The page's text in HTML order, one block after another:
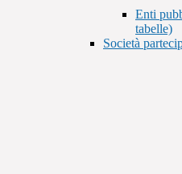
Enti
tabelle)
Società